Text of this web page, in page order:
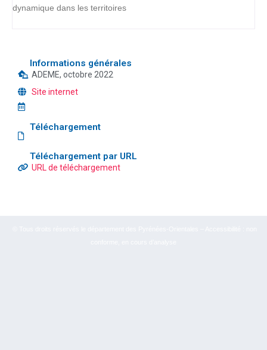
dynamique dans les territoires
Informations générales
ADEME, octobre 2022
Site internet
Téléchargement
Téléchargement par URL
URL de téléchargement